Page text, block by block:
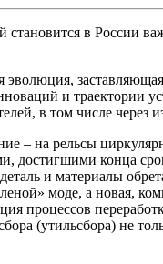
становится в России
эволюция,
и траектории
в том числе через
– на рельсы
достигшими конца
и материалы
моде, а новая,
процессов
(утильсбора) не